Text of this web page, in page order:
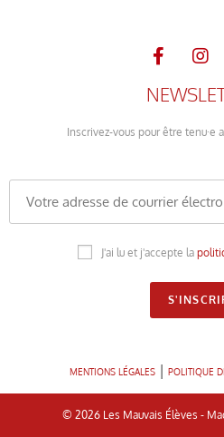
Inscrivez-vous pour être tenu·e
J'ai lu et j'accepte la
MENTIONS LÉGALES| POLITIQUE
© 2026 Les Mauvais Élèves -